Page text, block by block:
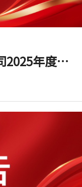
交银金融租赁有限责任公司2025年度报告